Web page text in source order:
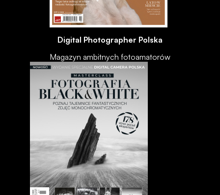
Digital Photographer Polska
Magazyn ambitnych fotoamatorów